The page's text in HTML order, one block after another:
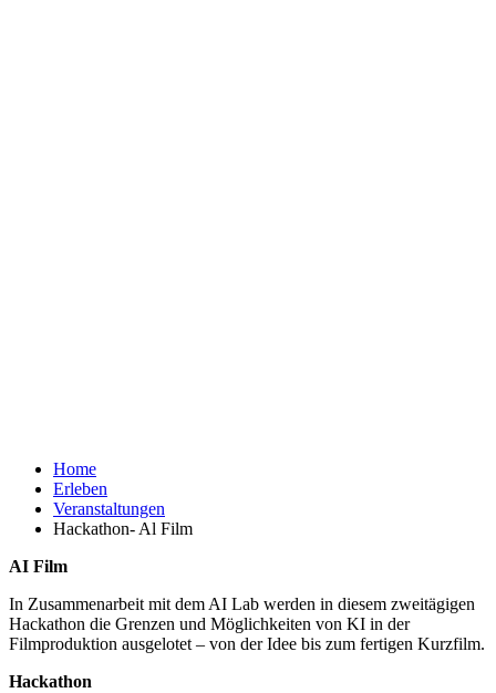
Home
Erleben
Veranstaltungen
Hackathon- Al Film
AI Film
In Zusammenarbeit mit dem AI Lab werden in diesem zweitägigen
Hackathon die Grenzen und Möglichkeiten von KI in der
Filmproduktion ausgelotet – von der Idee bis zum fertigen Kurzfilm.
Hackathon